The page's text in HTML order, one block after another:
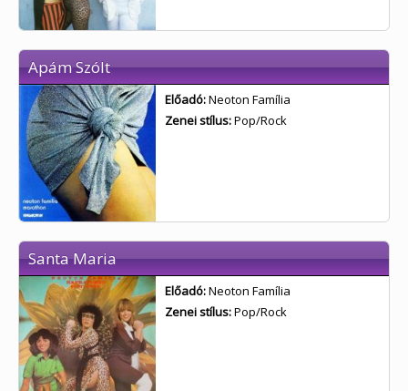
Apám Szólt
Előadó:Neoton Família
Zenei stílus:Pop/Rock
Santa Maria
Előadó:Neoton Família
Zenei stílus:Pop/Rock